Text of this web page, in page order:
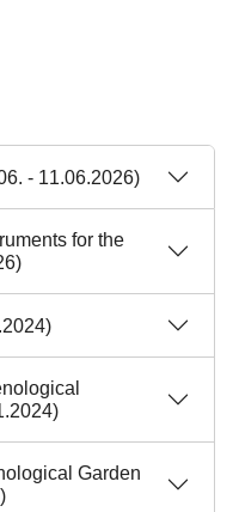
- 11.06.2026)
for the
Garden